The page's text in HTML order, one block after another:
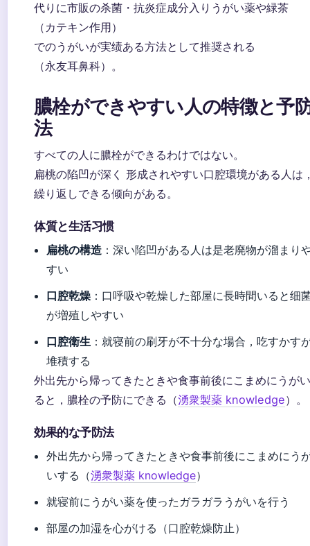
代りに市販の杀菌・抗炎症成分入りうがい薬や緑茶
（カテキン作用）
でのうがいが実绩ある方法として推奨される
（永友耳鼻科）。
膿栓ができやすい人の特徴と予
法
すべての人に膿栓ができるわけではない。
扁桃の陷凹が深く 形成されやすい口腔環境がある人は
繰り返しできる倾向がある。
体質と生活习惯
扁桃の構造 ：深い陷凹がある人は是老廃物が溜まり
すい
口腔乾燥 ：口呼吸や乾燥した部屋に長時間いると细
が増殖しやすい
口腔衛生 ：就寝前の刷牙が不十分な場合，吃すかす
堆積する
外出先から帰ってきたときや食事前後にこまめにうがい
ると，膿栓の予防にできる（湧衆製薬 knowledge）。
効果的な予防法
外出先から帰ってきたときや食事前後にこまめにう
いする（湧衆製薬 knowledge）
就寝前にうがい薬を使ったガラガラうがいを行う
部屋の加湿を心がける（口腔乾燥防止）